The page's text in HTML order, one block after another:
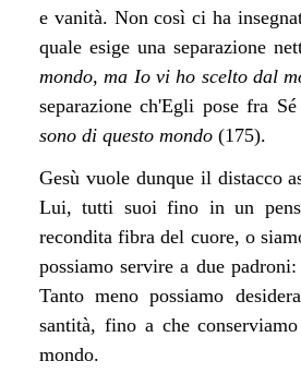
e vanità. Non così ci ha
quale esige una separazione
mondo, ma Io vi ho scelto dal
separazione ch'Egli pose fra
sono di questo mondo (175).
Gesù vuole dunque il distacco
Lui, tutti suoi fino in un
recondita fibra del cuore, o
possiamo servire a due
Tanto meno possiamo
santità, fino a che
mondo.